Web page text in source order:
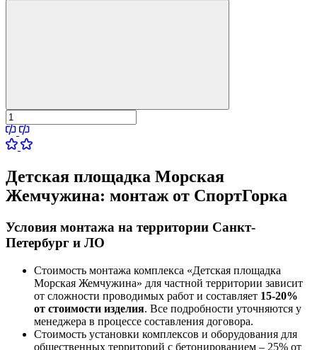
Детская площадка Морская
Жемчужина: монтаж от СпортГорка
Условия монтажа на территории Санкт-
Петербург и ЛО
Стоимость монтажа комплекса «Детская площадка
Морская Жемчужина» для частной территории зависит
от сложности проводимых работ и составляет 15-20%
от стоимости изделия. Все подробности уточняются у
менеджера в процессе составления договора.
Стоимость установки комплексов и оборудования для
общественных территорий с бетонированием – 25% от